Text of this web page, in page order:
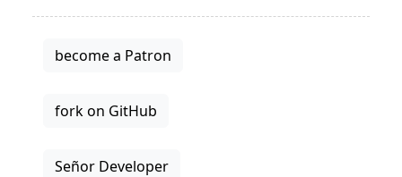
become a Patron
fork on GitHub
Señor Developer